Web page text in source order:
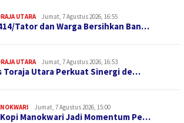
UTARA Jumat, 7 Agustus 2026, 16:55
Tator dan Warga Bersihkan Ban…
UTARA Jumat, 7 Agustus 2026, 16:53
Toraja Utara Perkuat Sinergi de…
Jumat, 7 Agustus 2026, 15:00
Manokwari Jadi Momentum Pe…